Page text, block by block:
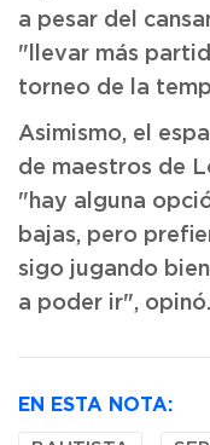
a pesar del
"llevar más
torneo de la
Asimismo, el
de maestros de
"hay alguna
bajas, pero
sigo jugando
a poder ir", opinó.
EN ESTA NOTA: